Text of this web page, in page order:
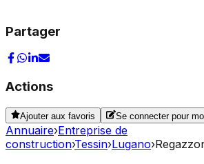
Partager
Actions
Ajouter aux favoris Se connecter pour
Annuaire›Entreprise de
construction›Tessin›Lugano›